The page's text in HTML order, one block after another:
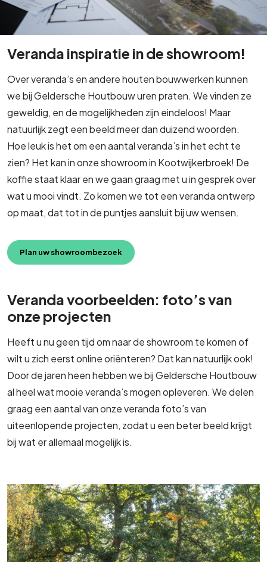
Veranda inspiratie in de showroom!
Over veranda’s en andere houten bouwwerken kunnen
we bij Geldersche Houtbouw uren praten. We vinden ze
geweldig, en de mogelijkheden zijn eindeloos! Maar
natuurlijk zegt een beeld meer dan duizend woorden.
Hoe leuk is het om een aantal veranda’s in het echt te
zien? Het kan in onze showroom in Kootwijkerbroek! De
koffie staat klaar en we gaan graag met u in gesprek over
wat u mooi vindt. Zo komen we tot een veranda ontwerp
op maat, dat tot in de puntjes aansluit bij uw wensen.
Plan uw showroombezoek
Veranda voorbeelden: foto’s van
onze projecten
Heeft u nu geen tijd om naar de showroom te komen of
wilt u zich eerst online oriënteren? Dat kan natuurlijk ook!
Door de jaren heen hebben we bij Geldersche Houtbouw
al heel wat mooie veranda’s mogen opleveren. We delen
graag een aantal van onze veranda foto’s van
uiteenlopende projecten, zodat u een beter beeld krijgt
bij wat er allemaal mogelijk is.